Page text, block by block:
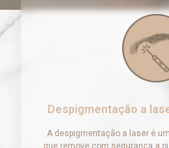
Despigmentação a
A despigmentação a laser é
que remove com segurança a